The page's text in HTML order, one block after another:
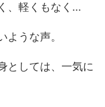
、軽くもなく...
うな声。
としては、一気に